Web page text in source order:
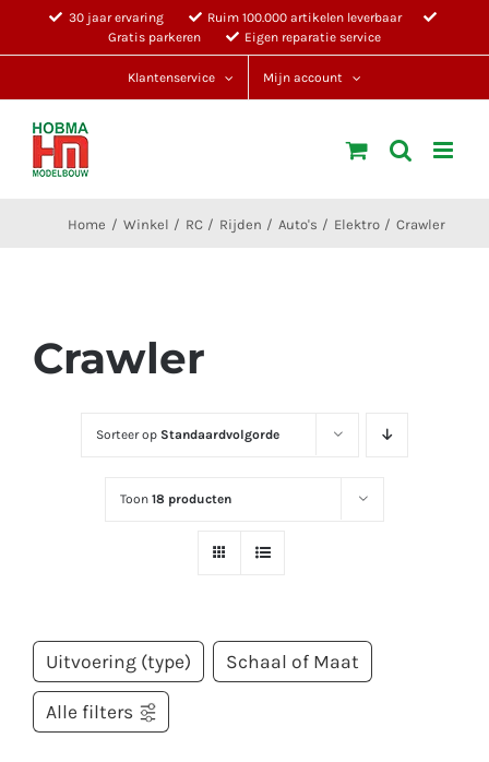
30 jaar ervaring
Ruim 100.000 artikelen leverbaar
Gratis parkeren
Eigen reparatie service
Klantenservice Mijn account
Home Winkel RC Rijden Auto's Elektro Crawler
Crawler
Sorteer op Standaardvolgorde
Toon18 producten
Uitvoering (type) Schaal of Maat
Alle filters